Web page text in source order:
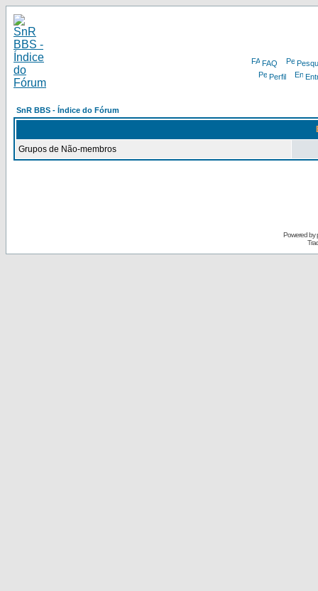
FAQ
Perfil
SnR BBS - Índice do Fórum
Grupos de Não-membros
Powered by